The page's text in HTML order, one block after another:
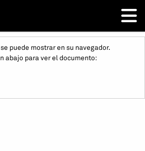
puede mostrar en su navegador.
abajo para ver el documento: